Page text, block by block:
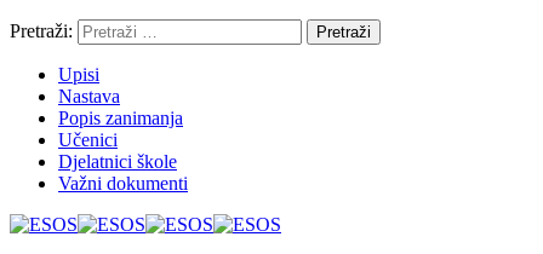
Pretraži:
Upisi
Nastava
Popis zanimanja
Učenici
Djelatnici škole
Važni dokumenti